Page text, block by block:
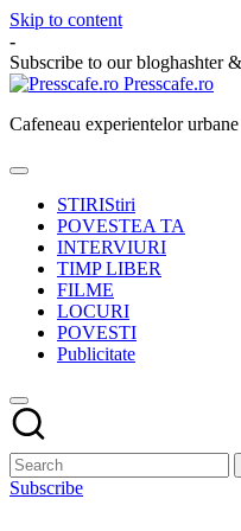
Skip to content
-
Subscribe to our bloghashter
Presscafe.ro
Cafeneau experientelor urbane
STIRIStiri
POVESTEA TA
INTERVIURI
TIMP LIBER
FILME
LOCURI
POVESTI
Publicitate
Subscribe